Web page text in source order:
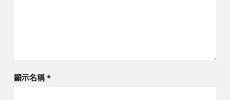
顯示名稱*